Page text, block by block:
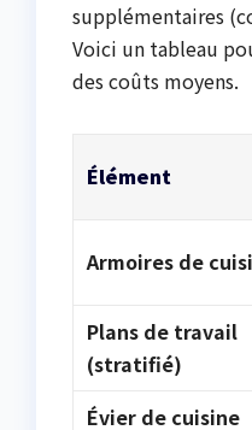
supplémentaires
Voici un tableau
des coûts moyens.
Élément
Armoires de
Plans de travail
(stratifié)
Évier de cuisine